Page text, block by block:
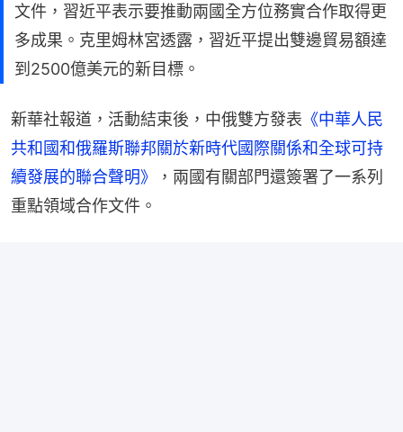
文件，習近平表示要推動兩國全方位務實合作取得更
多成果。克里姆林宮透露，習近平提出雙邊貿易額達
到2500億美元的新目標。
新華社報道，活動結束後，中俄雙方發表 《中華人民
共和國和俄羅斯聯邦關於新時代國際關係和全球可持
續發展的聯合聲明》
，兩國有關部門還簽署了一系列
重點領域合作文件。